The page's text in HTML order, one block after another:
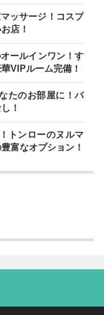
ッサージ！コスプ
店！
ールインワン！す
VIPルーム完備！
たのお部屋に！バ
！
トンローのヌルマ
富なオプション！